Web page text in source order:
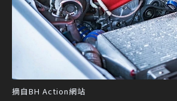
摘自BH Action網站